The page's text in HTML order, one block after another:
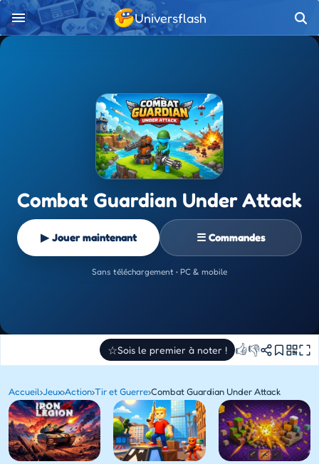
Universflash
Combat Guardian Under Attack
▶ Jouer maintenant ☰ Commandes
Sans téléchargement • PC & mobile
☆Sois le premier à noter ! 👍👎
Accueil›Jeux›Action›Tir et Guerre›Combat Guardian Under Attack